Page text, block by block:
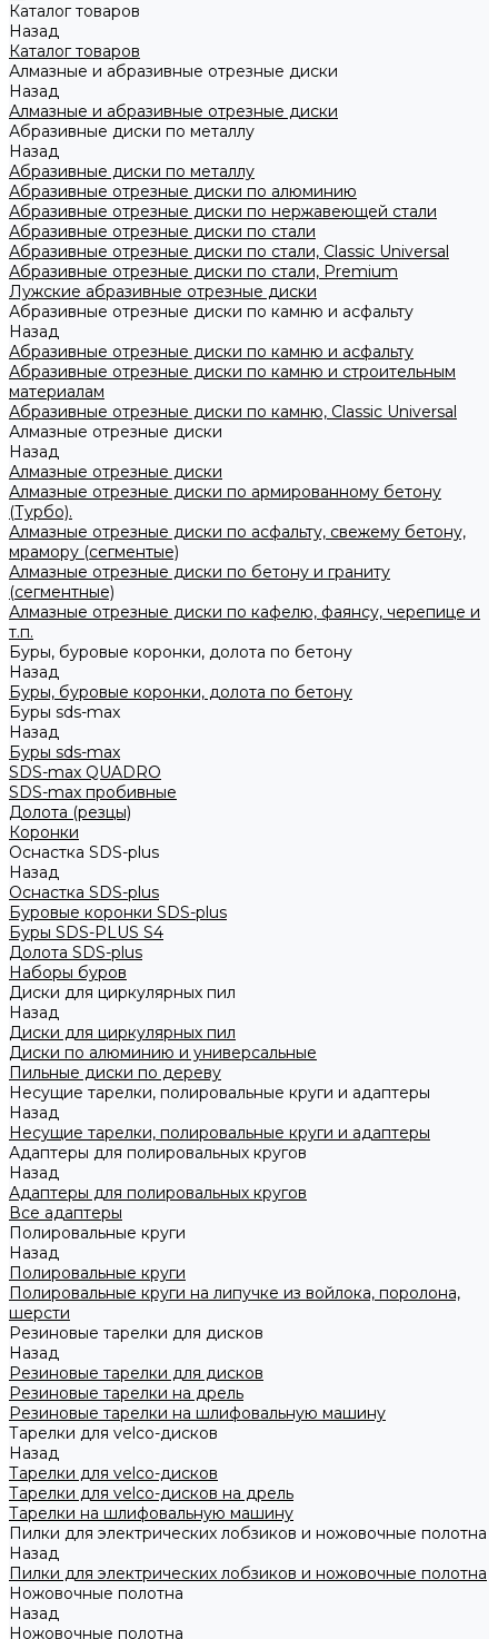
Каталог товаров
Назад
Каталог товаров
Алмазные и абразивные отрезные диски
Назад
Алмазные и абразивные отрезные диски
Абразивные диски по металлу
Назад
Абразивные диски по металлу
Абразивные отрезные диски по алюминию
Абразивные отрезные диски по нержавеющей стали
Абразивные отрезные диски по стали
Абразивные отрезные диски по стали, Classic Universal
Абразивные отрезные диски по стали, Premium
Лужские абразивные отрезные диски
Абразивные отрезные диски по камню и асфальту
Назад
Абразивные отрезные диски по камню и асфальту
Абразивные отрезные диски по камню и строительным
материалам
Абразивные отрезные диски по камню, Classic Universal
Алмазные отрезные диски
Назад
Алмазные отрезные диски
Алмазные отрезные диски по армированному бетону
(Турбо).
Алмазные отрезные диски по асфальту, свежему бетону,
мрамору (сегментые)
Алмазные отрезные диски по бетону и граниту
(сегментные)
Алмазные отрезные диски по кафелю, фаянсу, черепице и
т.п.
Буры, буровые коронки, долота по бетону
Назад
Буры, буровые коронки, долота по бетону
Буры sds-max
Назад
Буры sds-max
SDS-max QUADRO
SDS-max пробивные
Долота (резцы)
Коронки
Оснастка SDS-plus
Назад
Оснастка SDS-plus
Буровые коронки SDS-plus
Буры SDS-PLUS S4
Долота SDS-plus
Наборы буров
Диски для циркулярных пил
Назад
Диски для циркулярных пил
Диски по алюминию и универсальные
Пильные диски по дереву
Несущие тарелки, полировальные круги и адаптеры
Назад
Несущие тарелки, полировальные круги и адаптеры
Адаптеры для полировальных кругов
Назад
Адаптеры для полировальных кругов
Все адаптеры
Полировальные круги
Назад
Полировальные круги
Полировальные круги на липучке из войлока, поролона,
шерсти
Резиновые тарелки для дисков
Назад
Резиновые тарелки для дисков
Резиновые тарелки на дрель
Резиновые тарелки на шлифовальную машину
Тарелки для velco-дисков
Назад
Тарелки для velco-дисков
Тарелки для velco-дисков на дрель
Тарелки на шлифовальную машину
Пилки для электрических лобзиков и ножовочные полотна
Назад
Пилки для электрических лобзиков и ножовочные полотна
Ножовочные полотна
Назад
Ножовочные полотна